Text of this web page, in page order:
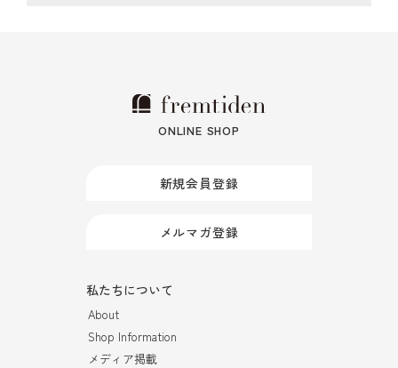
ONLINE SHOP
新規会員登録
メルマガ登録
私たちについて
About
Shop Information
メディア掲載